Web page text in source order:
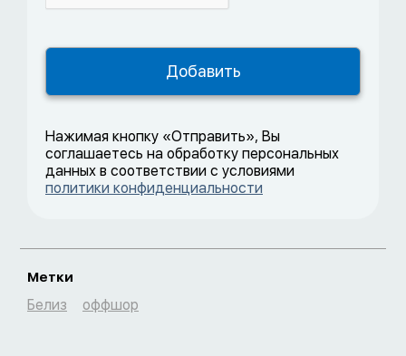
Нажимая кнопку «Отправить», Вы
соглашаетесь на обработку персональных
данных в соответствии с условиями
политики конфиденциальности
Метки
Белиз оффшор